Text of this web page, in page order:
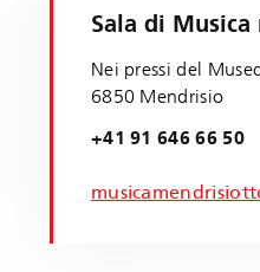
Sala di
Nei pressi del
6850 Mendrisio
+41 91 646 66 50